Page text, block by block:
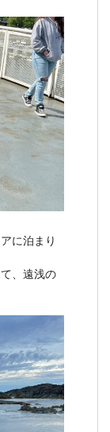
に泊まり
、遠浅の